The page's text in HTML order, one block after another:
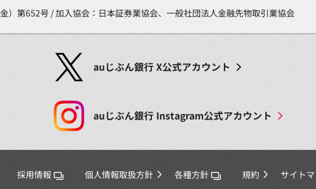
）第652号 / 加入協会：日本証券業協会、一般社団法人金融先物取引業協会
auじぶん銀行X公式アカウント
auじぶん銀行 Instagram公式アカウント
採用情報 個人情報取扱方針 各種方針 規約 サイト